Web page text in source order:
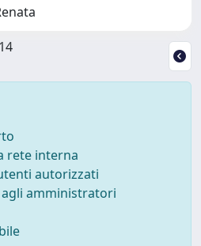
rete interna
autorizzati
amministratori